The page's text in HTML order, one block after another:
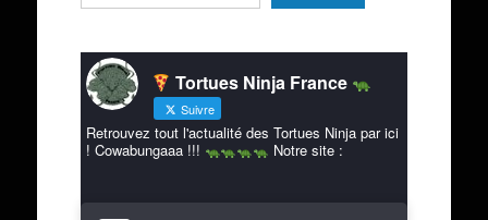
Tortues Ninja France
Suivre
Retrouvez tout l'actualité des Tortues Ninja par ici
! Cowabungaaa !!!
Notre site :